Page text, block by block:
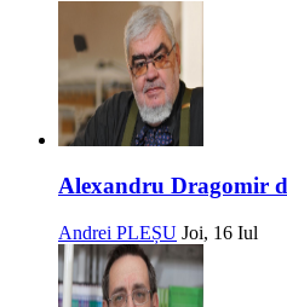
Alexandru Dragomir
Andrei PLEȘU Joi, 16 Iul